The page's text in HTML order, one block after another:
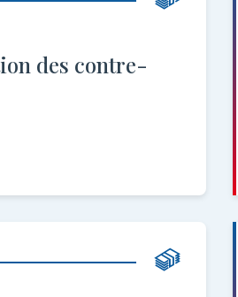
des contre-